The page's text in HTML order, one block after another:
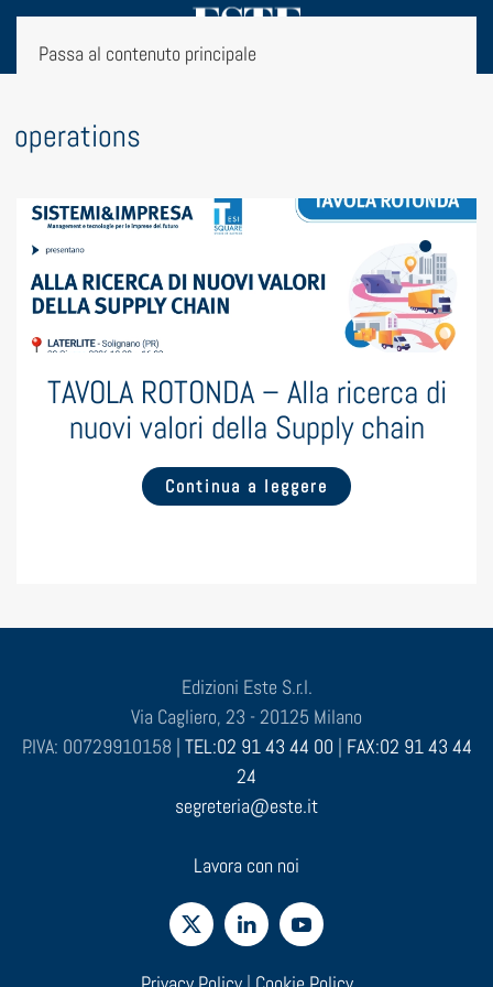
Passa al contenuto principale
operations
TAVOLA ROTONDA – Alla ricerca di
nuovi valori della Supply chain
Continua a leggere
Edizioni Este S.r.l.
Via Cagliero, 23 - 20125 Milano
P.IVA: 00729910158 | TEL:02 91 43 44 00 | FAX:02 91 43 44
24
segreteria@este.it
Lavora con noi